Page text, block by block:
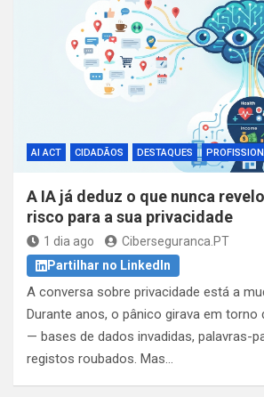
AI ACT CIDADÃOS DESTAQUES
A IA já deduz o que nunca
risco para a sua privacidade
1 dia ago
Ciberseguranca.PT
Partilhar no LinkedIn
A conversa sobre privacidade está a
Durante anos, o pânico girava em torno
— bases de dados invadidas, palavras-
registos roubados. Mas…